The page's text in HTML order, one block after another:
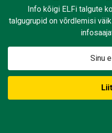
Info kõigi ELFi talgute
talgugrupid on võrdlemisi